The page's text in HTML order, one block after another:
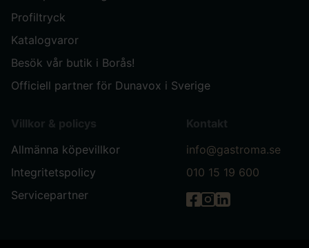
Profiltryck
Katalogvaror
Besök vår butik i Borås!
Officiell partner för Dunavox i Sverige
Villkor & policys
Allmänna köpevillkor
Integritetspolicy
Servicepartner
Kontakt
info@gastroma.se
010 15 19 600
Gastróma på Facebook
Gastróma på
Gastróma på